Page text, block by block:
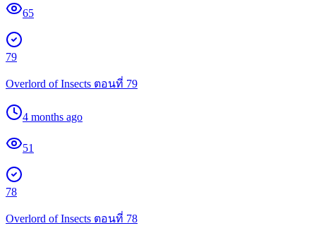
65
79
Overlord of Insects ตอนที่ 79
4 months ago
51
78
Overlord of Insects ตอนที่ 78